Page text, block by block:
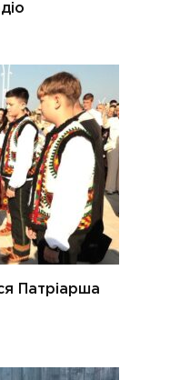
Патріарша